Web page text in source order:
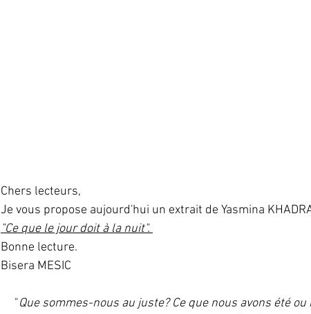
Chers lecteurs,
Je vous propose aujourd'hui un extrait de Yasmina
"Ce que le jour doit à la nuit".
Bonne lecture.
Bisera MESIC
"Que sommes-nous au juste? Ce que nous avons été